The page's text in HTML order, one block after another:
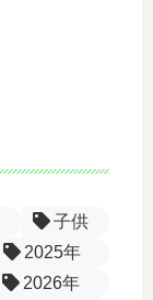
子供
2025年
2026年